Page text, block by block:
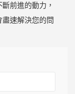
前進的動力，
速解決您的問